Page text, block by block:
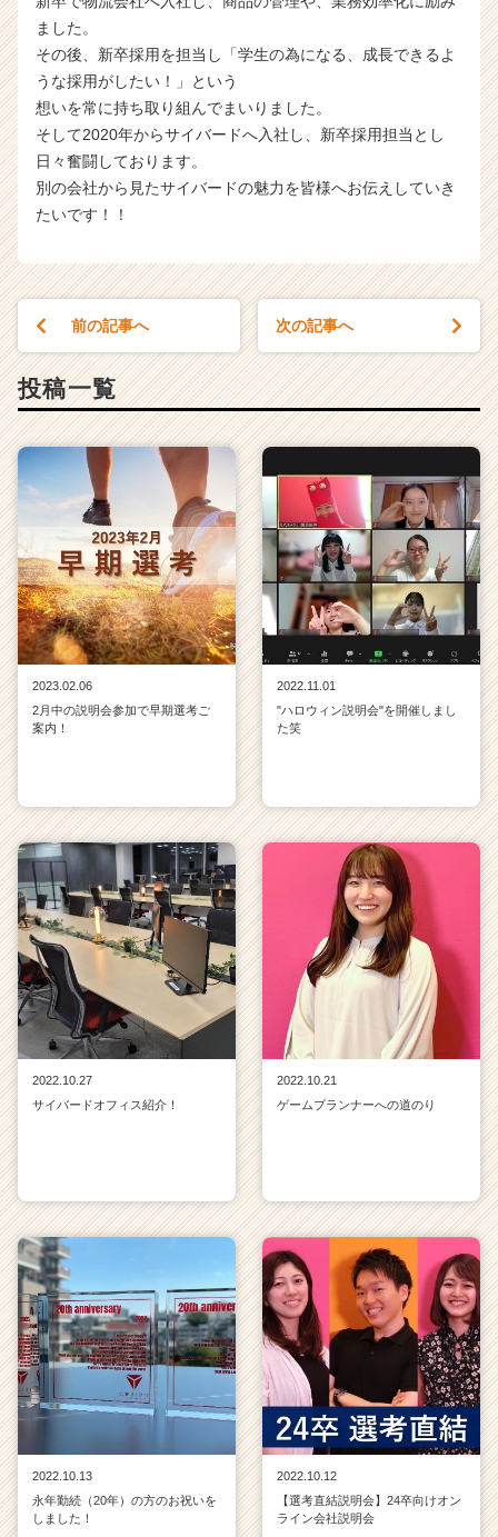
ました。
その後、新卒採用を担当し「学生の為になる、成長できるよ
うな採用がしたい！」という
想いを常に持ち取り組んでまいりました。
そして2020年からサイバードへ入社し、新卒採用担当とし
日々奮闘しております。
別の会社から見たサイバードの魅力を皆様へお伝えしていき
たいです！！
前の記事へ 次の記事へ
投稿一覧
2023.02.06
2月中の説明会参加で早期選考ご
案内！
2022.11.01
"ハロウィン説明会"を開催しまし
た笑
2022.10.27
サイバードオフィス紹介！
2022.10.21
ゲームプランナーへの道のり
2022.10.13
永年勤続（20年）の方のお祝いを
しました！
2022.10.12
【選考直結説明会】24卒向けオン
ライン会社説明会